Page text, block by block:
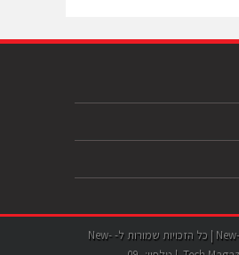
New-Tech Magazine | כל הזכויות שמורות ל- New-